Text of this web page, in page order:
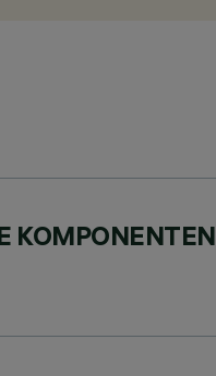
KOMPONENTEN